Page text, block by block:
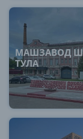
МАШЗАВОД
ТУЛА